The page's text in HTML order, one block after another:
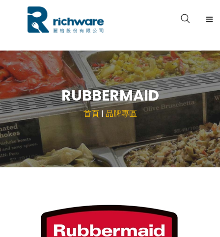
關於我們
產品型錄
品牌專區
案例分享
RUBBERMAID
首頁| 品牌專區